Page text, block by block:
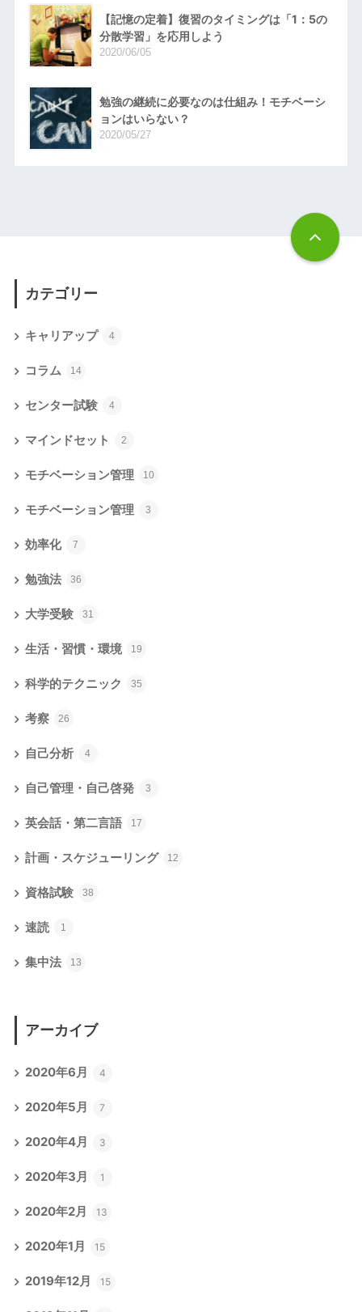
【記憶の定着】復習のタイミングは「1：5の
分散学習」を応用しよう
2020/06/05
勉強の継続に必要なのは仕組み！モチベーシ
ョンはいらない？
2020/05/27
カテゴリー
キャリアップ 4
コラム 14
センター試験 4
マインドセット 2
モチベーション管理 10
モチベーション管理 3
効率化 7
勉強法 36
大学受験 31
生活・習慣・環境 19
科学的テクニック 35
考察 26
自己分析 4
自己管理・自己啓発 3
英会話・第二言語 17
計画・スケジューリング 12
資格試験 38
速読 1
集中法 13
アーカイブ
2020年6月 4
2020年5月 7
2020年4月 3
2020年3月 1
2020年2月 13
2020年1月 15
2019年12月 15